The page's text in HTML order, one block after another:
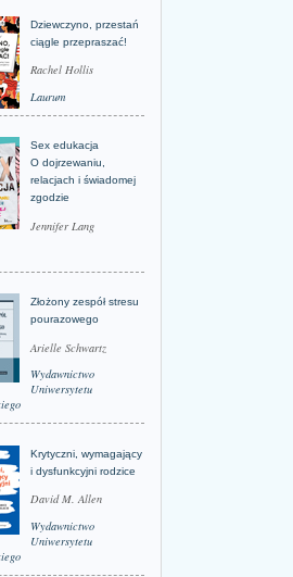
Dziewczyno, przestań
ciągle przepraszać!
Rachel Hollis
Laurum
Sex edukacja
O dojrzewaniu,
relacjach i świadomej
zgodzie
Jennifer Lang
Złożony zespół stresu
pourazowego
Arielle Schwartz
Wydawnictwo
Uniwersytetu
Krytyczni, wymagający
i dysfunkcyjni rodzice
David M. Allen
Wydawnictwo
Uniwersytetu